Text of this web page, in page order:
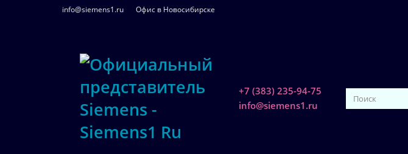
info@siemens1.ru Офис в Новосибирске
+7 (383) 235-94-75
info@siemens1.ru